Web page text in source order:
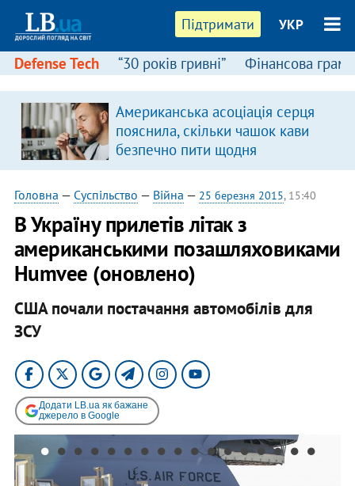
Підтримати УКР
Defense Tech “30 років гривні” Фінансова
Американська асоціація серця
пояснила, скільки чашок кави
безпечно пити щодня
Головна — Суспільство — Війна — 25 березня 2015, 15:40
В Україну прилетів літак з
американськими позашляховиками
Humvee (оновлено)
США почали постачання автомобілів для
ЗСУ
Додати LB.ua як бажане
джерело в Google